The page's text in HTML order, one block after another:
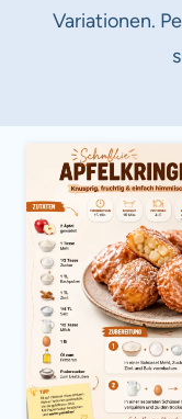
Variationen.